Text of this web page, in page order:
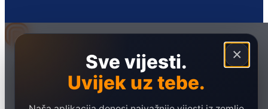
×
Sve vijesti.
Uvijek uz tebe.